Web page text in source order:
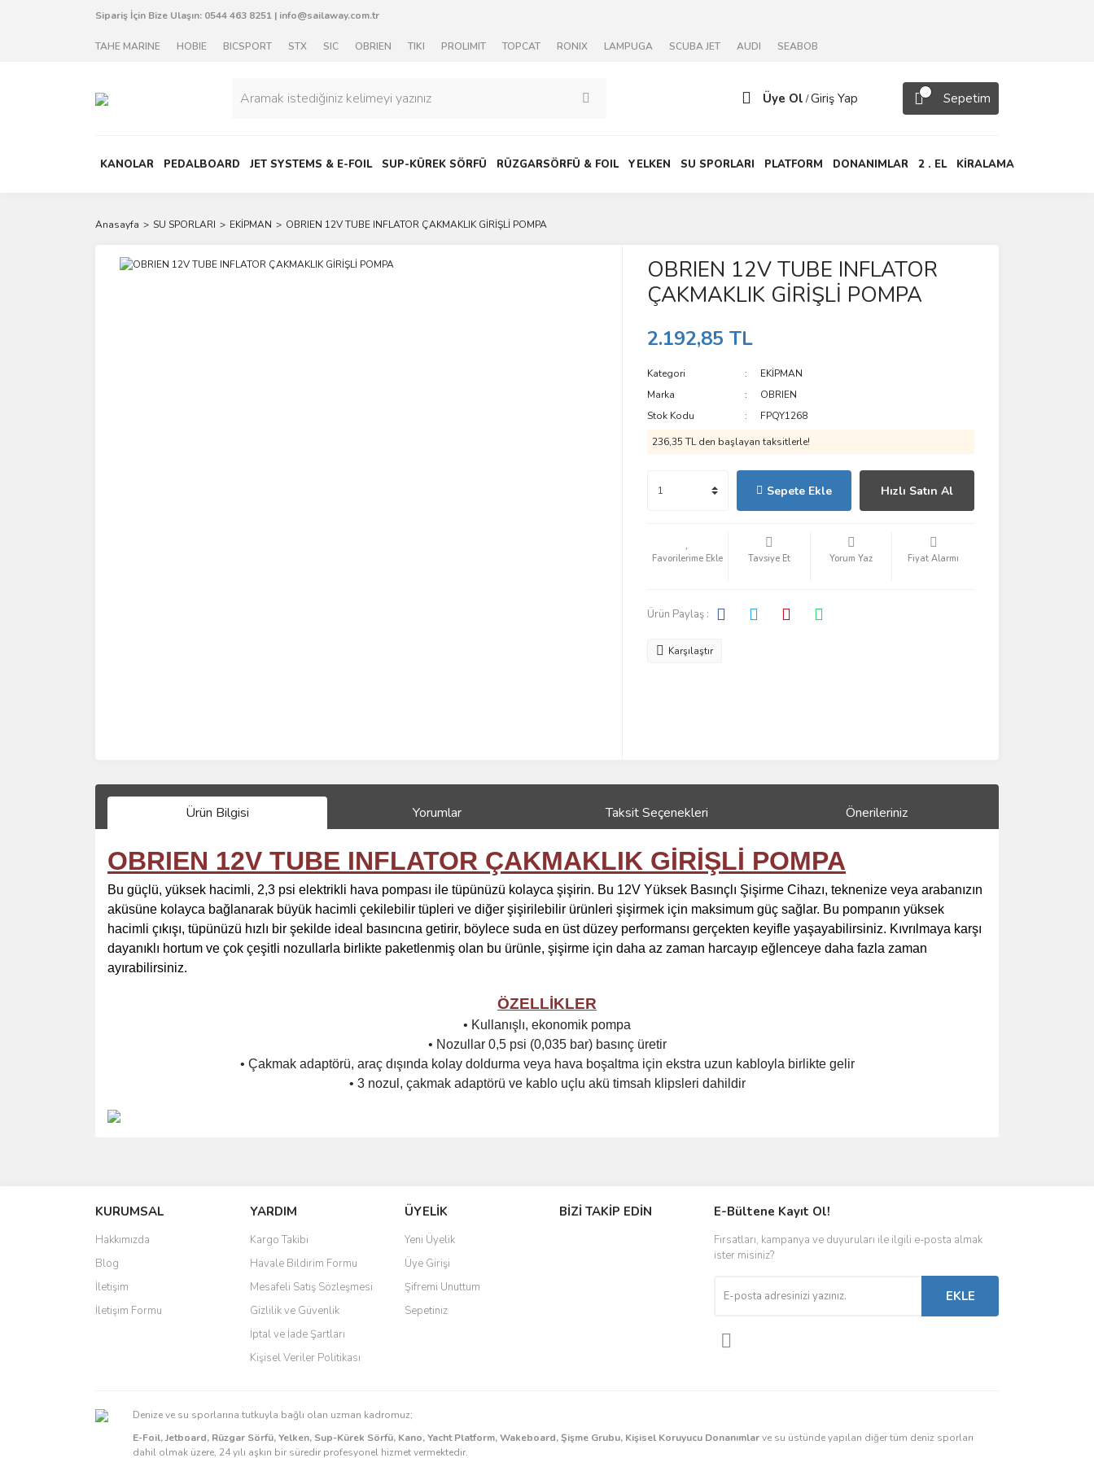
Sipariş İçin Bize Ulaşın: 0544 463 8251 | info@sailaway.com.tr
TAHE MARINE HOBIE BICSPORT STX SIC OBRIEN TIKI PROLIMIT TOPCAT RONIX LAMPUGA SCUBA JET AUDI SEABOB
Üye Ol /Giriş Yap Sepetim
KANOLAR PEDALBOARD JET SYSTEMS & E-FOIL SUP-KÜREK SÖRFÜ RÜZGARSÖRFÜ & FOIL YELKEN SU SPORLARI PLATFORM DONANIMLAR 2 . EL KİRALAMA
Anasayfa SU SPORLARI EKİPMAN OBRIEN 12V TUBE INFLATOR ÇAKMAKLIK GİRİŞLİ POMPA
OBRIEN 12V TUBE INFLATOR
ÇAKMAKLIK GİRİŞLİ POMPA
2.192,85 TL
Kategori
EKİPMAN
Marka
OBRIEN
Stok Kodu
FPQY1268
236,35 TL den başlayan taksitlerle!
Sepete Ekle Hızlı Satın Al
Tavsiye Et Yorum Yaz Fiyat Alarmı
Ürün Paylaş :
Karşılaştır
Ürün Bilgisi Yorumlar Taksit Seçenekleri Önerileriniz
OBRIEN 12V TUBE INFLATOR ÇAKMAKLIK GİRİŞLİ POMPA
Bu güçlü, yüksek hacimli, 2,3 psi elektrikli hava pompası ile tüpünüzü kolayca şişirin. Bu 12V Yüksek Basınçlı Şişirme Cihazı, teknenize veya arabanızın
aküsüne kolayca bağlanarak büyük hacimli çekilebilir tüpleri ve diğer şişirilebilir ürünleri şişirmek için maksimum güç sağlar. Bu pompanın yüksek
hacimli çıkışı, tüpünüzü hızlı bir şekilde ideal basıncına getirir, böylece suda en üst düzey performansı gerçekten keyifle yaşayabilirsiniz. Kıvrılmaya karşı
dayanıklı hortum ve çok çeşitli nozullarla birlikte paketlenmiş olan bu ürünle, şişirme için daha az zaman harcayıp eğlenceye daha fazla zaman
ayırabilirsiniz.
ÖZELLİKLER
• Kullanışlı, ekonomik pompa
• Nozullar 0,5 psi (0,035 bar) basınç üretir
• Çakmak adaptörü, araç dışında kolay doldurma veya hava boşaltma için ekstra uzun kabloyla birlikte gelir
• 3 nozul, çakmak adaptörü ve kablo uçlu akü timsah klipsleri dahildir
Ürün resmi kalitesiz, bozuk veya görüntülenemiyor.
Ürün açıklamasında eksik bilgiler bulunuyor.
Ürün bilgilerinde hatalar bulunuyor.
Ürün fiyatı diğer sitelerden daha pahalı.
Bu ürüne benzer farklı alternatifler olmalı.
KURUMSAL
Hakkımızda
Blog
İletişim
İletişim Formu
YARDIM
Kargo Takibi
Havale Bildirim Formu
Mesafeli Satış Sözleşmesi
Gizlilik ve Güvenlik
İptal ve İade Şartları
Kişisel Veriler Politikası
ÜYELİK
Yeni Üyelik
Üye Girişi
Şifremi Unuttum
Sepetiniz
BİZİ TAKİP EDİN E-Bültene Kayıt Ol!
Fırsatları, kampanya ve duyuruları ile ilgili e-posta almak
ister misiniz?
EKLE
Denize ve su sporlarına tutkuyla bağlı olan uzman kadromuz;
E-Foil, Jetboard, Rüzgar Sörfü, Yelken, Sup-Kürek Sörfü, Kano, Yacht Platform, Wakeboard, Şişme Grubu, Kişisel Koruyucu Donanımlarve su üstünde yapılan diğer tüm deniz sporları
dahil olmak üzere, 24 yılı aşkın bir süredir profesyonel hizmet vermektedir.